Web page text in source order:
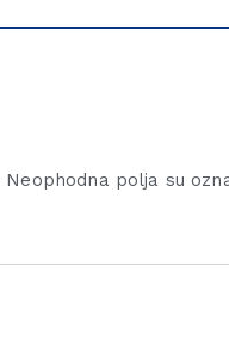
Neophodna polja su